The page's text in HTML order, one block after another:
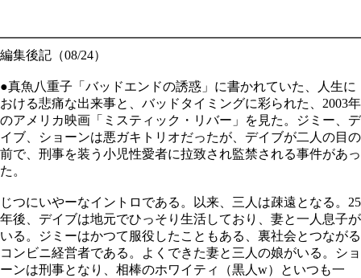
編集後記（08/24）
●真魚八重子「バッドエンドの誘惑」に書かれていた、人生に
おける悲痛な出来事と、バッドタイミングに彩られた、2003年
のアメリカ映画「ミスティック・リバー」を見た。ジミー、デ
イブ、ショーンは悪ガキトリオだったが、デイブが二人の目の
前で、刑事を装う小児性愛者に拉致され監禁される事件があっ
た。
じつにいやーなイントロである。以来、三人は疎遠となる。25
年後、デイブは地元でひっそり生活しており、妻と一人息子が
いる。ジミーはかつて服役したこともある、裏社会とつながる
コンビニ経営者である。よくできた妻と三人の娘がいる。ショ
ーンは刑事となり、相棒のホワイティ（黒人w）といつも一